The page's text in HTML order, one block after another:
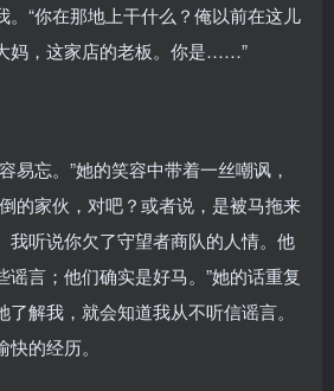
。“你在那地上干什么？俺以前在这儿
妈，这家店的老板。你是……”
易忘。”她的笑容中带着一丝嘲讽，
的家伙，对吧？或者说，是被马拖来
我听说你欠了守望者商队的人情。他
谣言；他们确实是好马。”她的话重复
解我，就会知道我从不听信谣言。
的经历。